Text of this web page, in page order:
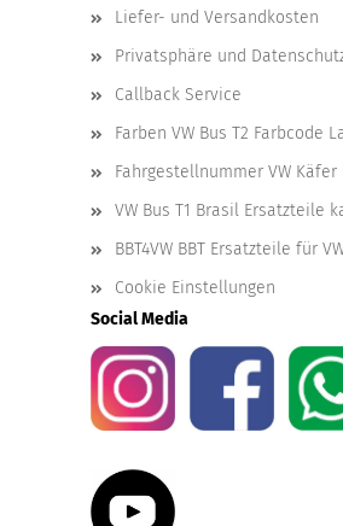
Liefer- und Versandkosten
Privatsphäre und
Callback Service
Farben VW Bus T2 Farbcode
Fahrgestellnummer VW Käfer
VW Bus T1 Brasil Ersatzteile
BBT4VW BBT Ersatzteile für
Cookie Einstellungen
Social Media